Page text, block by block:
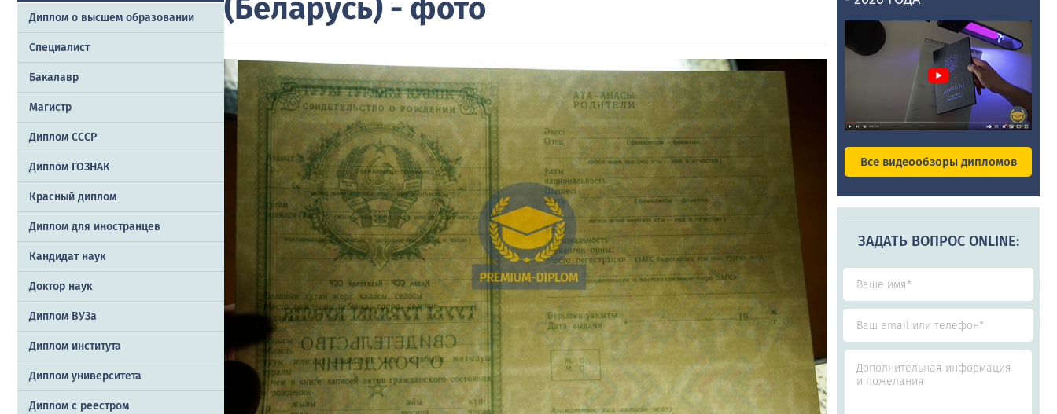
Диплом о высшем образовании
Специалист
Бакалавр
Магистр
Диплом СССР
Диплом ГОЗНАК
Красный диплом
Диплом для иностранцев
Кандидат наук
Доктор наук
Диплом ВУЗа
Диплом института
Диплом университета
Диплом с реестром
(Беларусь) - фото
Все видеообзоры дипломов
ЗАДАТЬ ВОПРОС ONLINE: